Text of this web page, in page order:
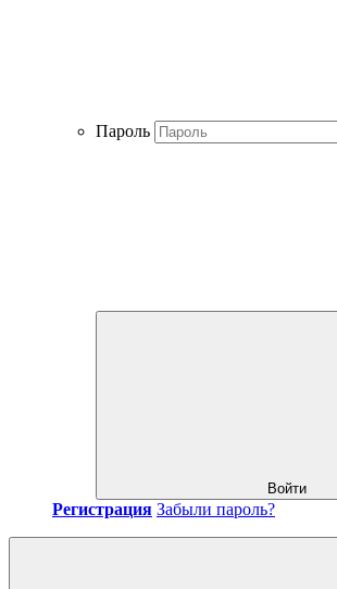
Пароль
Войти
Регистрация Забыли пароль?